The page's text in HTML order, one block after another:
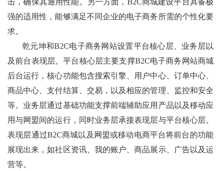
击，确保其通用性能。另一方面，B2C商城建设平台具备极
强的适用性，能够满足不同企业的电子商务所需的个性化要
求。
乾元坤和B2C电子商务网站设置平台核心层、业务层以
及前台表现层。平台核心层主要支撑B2C电子商务网站商城
后台运行，核心功能包含搜索引擎、用户中心、订单中心、
商品中心、支付结算、交易，以及相应的管理、监控和安全
等。业务层通过基础功能支撑前端辅助应用产品以及移动应
用与网盟间的运行，同时业务层承接表现层与平台核心层。
表现层通过B2C商城以及网盟或移动电商平台将前台的功能
展现出来，如社区资讯、我的账户、商品展示、广告以及运
营等。